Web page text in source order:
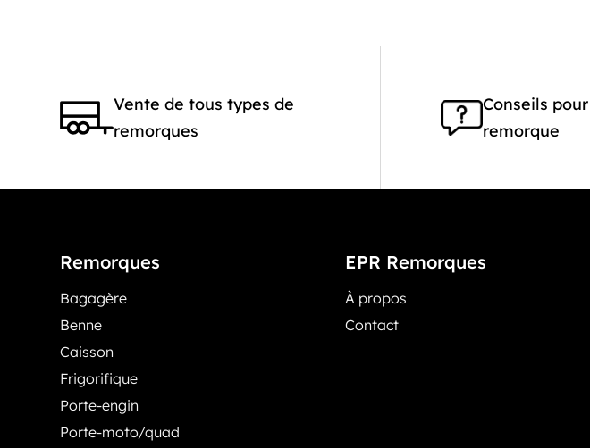
Vente de tous types de
remorques
Conseils
remorque
Remorques
Bagagère
Benne
Caisson
Frigorifique
Porte-engin
Porte-moto/quad
EPR Remorques
À propos
Contact